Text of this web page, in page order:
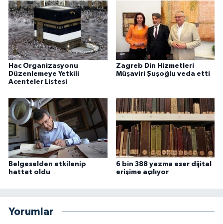
Hac Organizasyonu
Düzenlemeye Yetkili
Acenteler Listesi
Zagreb Din Hizmetleri
Müşaviri Şuşoğlu veda etti
Belgeselden etkilenip
hattat oldu
6 bin 388 yazma eser dijital
erişime açılıyor
Yorumlar
Konya Müftülüğü
Kütahya Müftülüğü
Malatya Müftülüğü
Mardin Müftülüğü
Mersin Müftülüğü
Muğla Müftülüğü